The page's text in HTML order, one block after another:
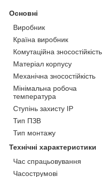
Основні
Виробник
Країна виробник
Комутаційна зносостійкість
Матеріал корпусу
Механічна зносостійкість
Мінімальна робоча
температура
Ступінь захисту IP
Тип ПЗВ
Тип монтажу
Технічні характеристики
Час спрацьовування
Часострумові